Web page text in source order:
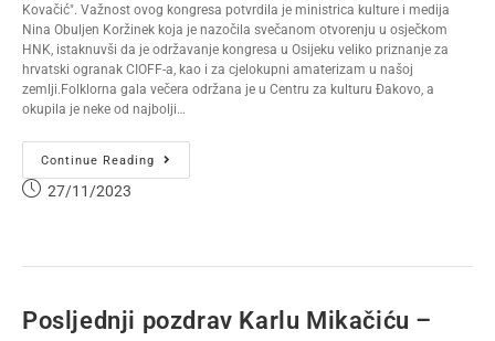
Kovačić". Važnost ovog kongresa potvrdila je ministrica kulture i medija
Nina Obuljen Koržinek koja je nazočila svečanom otvorenju u osječkom
HNK, istaknuvši da je održavanje kongresa u Osijeku veliko priznanje za
hrvatski ogranak CIOFF-a, kao i za cjelokupni amaterizam u našoj
zemlji.Folklorna gala večera održana je u Centru za kulturu Đakovo, a
okupila je neke od najbolji…
Continue Reading
27/11/2023
Posljednji pozdrav Karlu Mikačiću –